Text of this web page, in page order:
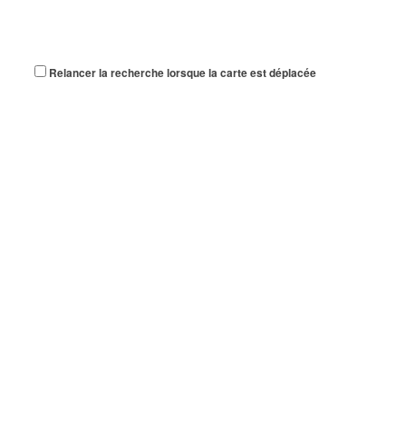
Relancer la recherche lorsque la carte est déplacée